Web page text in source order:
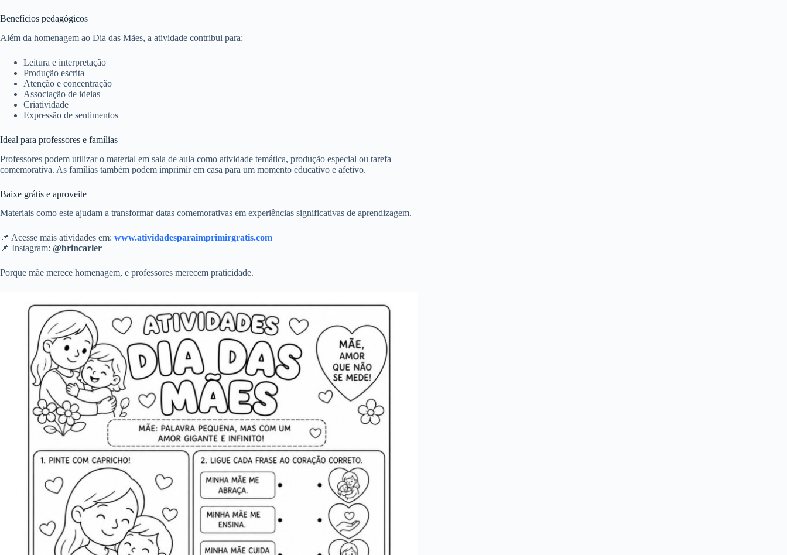
Benefícios pedagógicos
Além da homenagem ao Dia das Mães, a atividade contribui para:
Leitura e interpretação
Produção escrita
Atenção e concentração
Associação de ideias
Criatividade
Expressão de sentimentos
Ideal para professores e famílias
Professores podem utilizar o material em sala de aula como atividade temática, produção especial ou tarefa
comemorativa. As famílias também podem imprimir em casa para um momento educativo e afetivo.
Baixe grátis e aproveite
Materiais como este ajudam a transformar datas comemorativas em experiências significativas de aprendizagem.
📌 Acesse mais atividades em: www.atividadesparaimprimirgratis.com
📌 Instagram: @brincarler
Porque mãe merece homenagem, e professores merecem praticidade.